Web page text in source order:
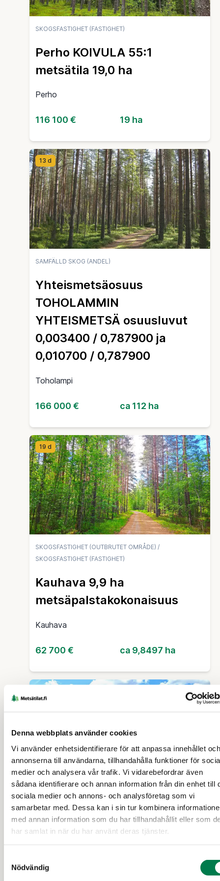
Denna webbplats använder cookies
Vi använder enhetsidentifierare för att anpassa innehållet och
annonserna till användarna, tillhandahålla funktioner för
medier och analysera vår trafik. Vi vidarebefordrar även
sådana identifierare och annan information från din enhet till
sociala medier och annons- och analysföretag som vi
samarbetar med. Dessa kan i sin tur kombinera
med annan information som du har tillhandahållit eller som
har samlat in när du har använt deras tjänster.
Nödvändig
SKOGSFASTIGHET (FASTIGHET)
Perho KOIVULA 55:1
metsätila 19,0 ha
Perho
116 100 € 19 ha
13 d
SAMFÄLLD SKOG (ANDEL)
Yhteismetsäosuus
TOHOLAMMIN
YHTEISMETSÄ osuusluvut
0,003400 / 0,787900 ja
0,010700 / 0,787900
Toholampi
166 000 € ca 112 ha
19 d
SKOGSFASTIGHET (OUTBRUTET OMRÅDE) /
SKOGSFASTIGHET (FASTIGHET)
Kauhava 9,9 ha
metsäpalstakokonaisuus
Kauhava
62 700 € ca 9,8497 ha
SKOGSFASTIGHET (OUTBRUTET OMRÅDE)
Kauhava Kantola KYLÄNPÄÄ
11:556 metsäpalsta 36,4 ha